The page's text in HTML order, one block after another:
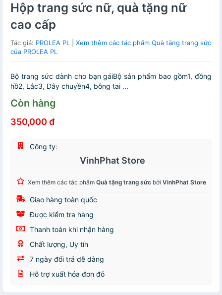
Hộp trang sức nữ, quà tặng nữ
cao cấp
Tác giả: PROLEA PL
Xem thêm các tác phẩm Quà tặng trang sức
của PROLEA PL
Bộ trang sức dành cho bạn gáiBộ sản phẩm bao gồm1, đồng
hồ2, Lắc3, Dây chuyền4, bông tai ...
Còn hàng
350,000 đ
Công ty:
VinhPhat Store
Xem thêm các tác phẩm Quà tặng trang sức bởi VinhPhat Store
Giao hàng toàn quốc
Được kiểm tra hàng
Thanh toán khi nhận hàng
Chất lượng, Uy tín
7 ngày đổi trả dễ dàng
Hỗ trợ xuất hóa đơn đỏ